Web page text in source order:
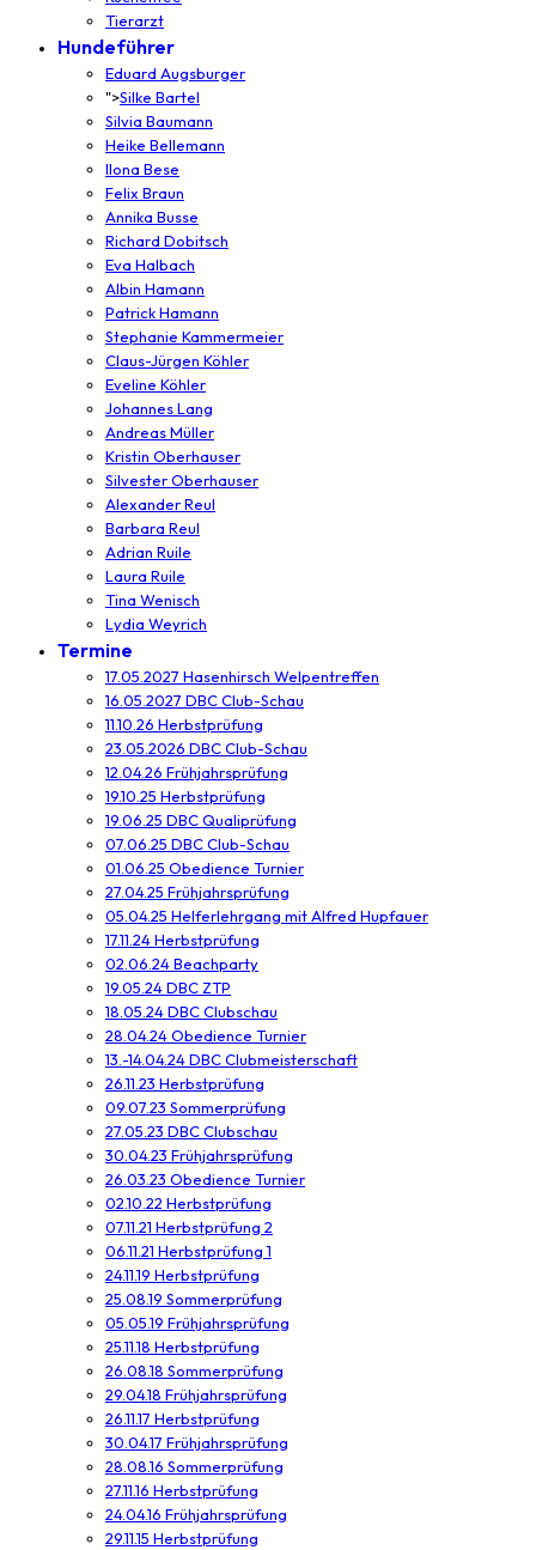
Tierarzt
Hundeführer
Eduard Augsburger
">Silke Bartel
Silvia Baumann
Heike Bellemann
Ilona Bese
Felix Braun
Annika Busse
Richard Dobitsch
Eva Halbach
Albin Hamann
Patrick Hamann
Stephanie Kammermeier
Claus-Jürgen Köhler
Eveline Köhler
Johannes Lang
Andreas Müller
Kristin Oberhauser
Silvester Oberhauser
Alexander Reul
Barbara Reul
Adrian Ruile
Laura Ruile
Tina Wenisch
Lydia Weyrich
Termine
17.05.2027 Hasenhirsch Welpentreffen
16.05.2027 DBC Club-Schau
11.10.26 Herbstprüfung
23.05.2026 DBC Club-Schau
12.04.26 Frühjahrsprüfung
19.10.25 Herbstprüfung
19.06.25 DBC Qualiprüfung
07.06.25 DBC Club-Schau
01.06.25 Obedience Turnier
27.04.25 Frühjahrsprüfung
05.04.25 Helferlehrgang mit Alfred Hupfauer
17.11.24 Herbstprüfung
02.06.24 Beachparty
19.05.24 DBC ZTP
18.05.24 DBC Clubschau
28.04.24 Obedience Turnier
13.-14.04.24 DBC Clubmeisterschaft
26.11.23 Herbstprüfung
09.07.23 Sommerprüfung
27.05.23 DBC Clubschau
30.04.23 Frühjahrsprüfung
26.03.23 Obedience Turnier
02.10.22 Herbstprüfung
07.11.21 Herbstprüfung 2
06.11.21 Herbstprüfung 1
24.11.19 Herbstprüfung
25.08.19 Sommerprüfung
05.05.19 Frühjahrsprüfung
25.11.18 Herbstprüfung
26.08.18 Sommerprüfung
29.04.18 Frühjahrsprüfung
26.11.17 Herbstprüfung
30.04.17 Frühjahrsprüfung
28.08.16 Sommerprüfung
27.11.16 Herbstprüfung
24.04.16 Frühjahrsprüfung
29.11.15 Herbstprüfung